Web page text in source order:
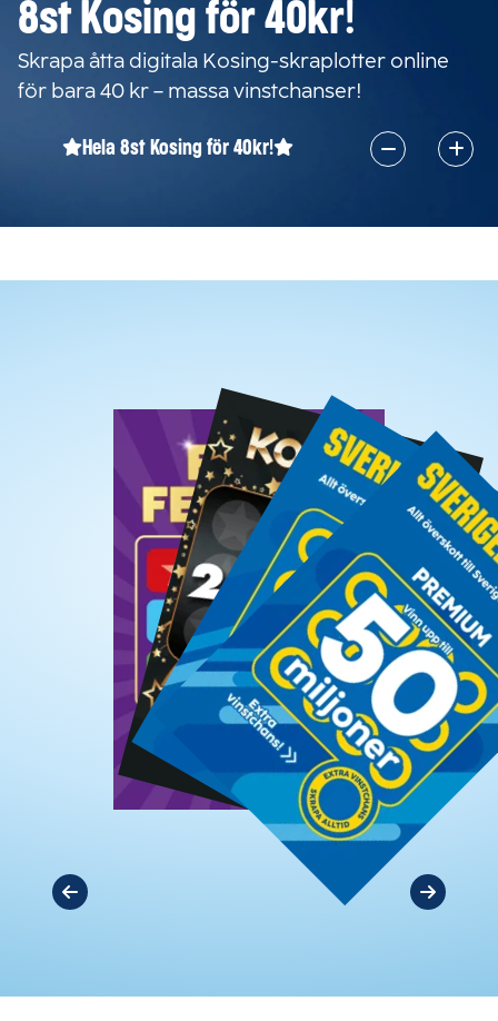
8st Kosing för 40kr!
Skrapa åtta digitala Kosing-skraplotter online
för bara 40 kr – massa vinstchanser!
Hela 8st Kosing för 40kr!